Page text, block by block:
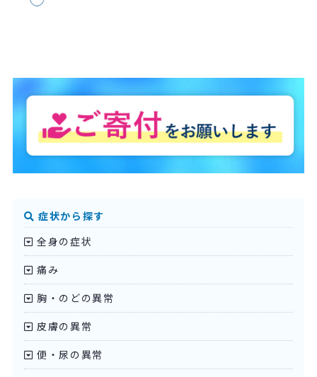
症状から探す
全身の症状
痛み
胸・のどの異常
皮膚の異常
便・尿の異常